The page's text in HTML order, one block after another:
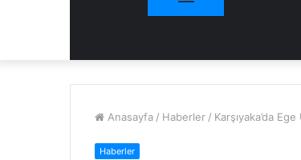
Anasayfa / Haberler / Karşıyaka’da
Haberler